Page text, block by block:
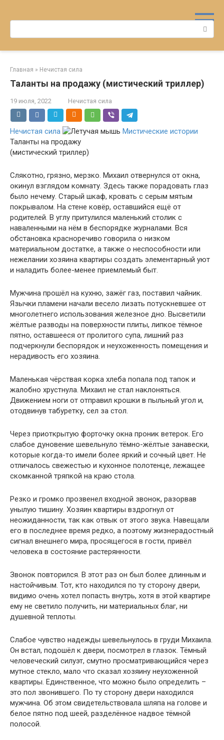
Поиск:
Главная » Нечистая сила
Таланты на продажу (мистический триллер)
19 июля, 2022 Нечистая сила
Нечистая сила
Мистические истории
Таланты на продажу
(мистический триллер)
Слякотно, грязно, мерзко. Михаил отвернулся от окна,
окинул взглядом комнату. Здесь также порадовать глаз
было нечему. Старый шкаф, кровать с серым мятым
покрывалом. На стене ковёр, оставшийся ещё от
родителей. В углу притулился маленький столик с
наваленными на нём в беспорядке журналами. Вся
обстановка красноречиво говорила о низком
материальном достатке, а также о неспособности или
нежелании хозяина квартиры создать элементарный уют
и наладить более-менее приемлемый быт.
Мужчина прошёл на кухню, зажёг газ, поставил чайник.
Язычки пламени начали весело лизать потускневшее от
многолетнего использования железное дно. Высветили
жёлтые разводы на поверхности плиты, липкое тёмное
пятно, оставшееся от пролитого супа, лишний раз
подчеркнули беспорядок и неухоженность помещения и
нерадивость его хозяина.
Маленькая чёрствая корка хлеба попала под тапок и
жалобно хрустнула. Михаил не стал наклоняться.
Движением ноги от отправил крошки в пыльный угол и,
отодвинув табуретку, сел за стол.
Через приоткрытую форточку окна проник ветерок. Его
слабое дуновение шевельнуло тёмно-жёлтые занавески,
которые когда-то имели более яркий и сочный цвет. Не
отличалось свежестью и кухонное полотенце, лежащее
скомканной тряпкой на краю стола.
Резко и громко прозвенел входной звонок, разорвав
унылую тишину. Хозяин квартиры вздрогнул от
неожиданности, так как отвык от этого звука. Навещали
его в последнее время редко, а поэтому жизнерадостный
сигнал внешнего мира, просящегося в гости, привёл
человека в состояние растерянности.
Звонок повторился. В этот раз он был более длинным и
настойчивым. Тот, кто находился по ту сторону двери,
видимо очень хотел попасть внутрь, хотя в этой квартире
ему не светило получить, ни материальных благ, ни
душевной теплоты.
Слабое чувство надежды шевельнулось в груди Михаила.
Он встал, подошёл к двери, посмотрел в глазок. Тёмный
человеческий силуэт, смутно просматривающийся через
мутное стекло, мало что сказал хозяину неухоженной
квартиры. Единственное, что можно было определить –
это пол звонившего. По ту сторону двери находился
мужчина. Об этом свидетельствовала шляпа на голове и
белое пятно под шеей, разделённое надвое тёмной
полосой.